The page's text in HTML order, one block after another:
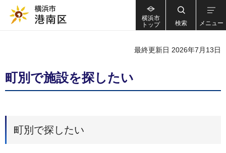
横浜市
トップ
検索 メニュー
最終更新日 2026年7月13日
町別で施設を探したい
町別で探したい